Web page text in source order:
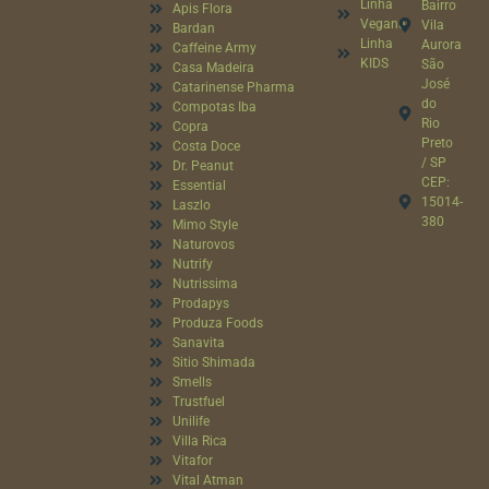
Apis Flora
Bardan
Caffeine Army
Casa Madeira
Catarinense Pharma
Compotas Iba
Copra
Costa Doce
Dr. Peanut
Essential
Laszlo
Mimo Style
Naturovos
Nutrify
Nutrissima
Prodapys
Produza Foods
Sanavita
Sitio Shimada
Smells
Trustfuel
Unilife
Villa Rica
Vitafor
Vital Atman
Linha
Vegana
Linha
KIDS
Bairro
Vila
Aurora
São
José
do
Rio
Preto
/ SP
CEP:
15014-
380